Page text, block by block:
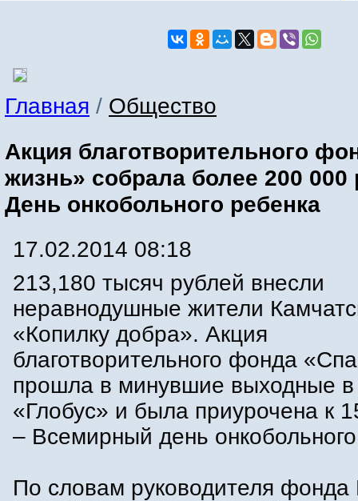
Главная / Общество
Акция благотворительного
жизнь» собрала более 200 000
День онкобольного ребенка
17.02.2014 08:18
213,180 тысяч рублей внесли
неравнодушные жители
«Копилку добра». Акция
благотворительного фонда
прошла в минувшие выходные
«Глобус» и была приурочена к
– Всемирный день
По словам руководителя